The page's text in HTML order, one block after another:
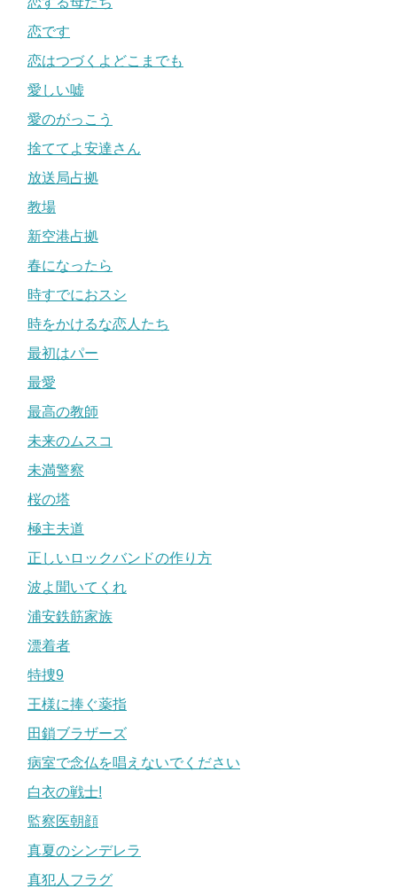
恋です
恋はつづくよどこまでも
愛しい嘘
愛のがっこう
捨ててよ安達さん
放送局占拠
教場
新空港占拠
春になったら
時すでにおスシ
時をかけるな恋人たち
最初はパー
最愛
最高の教師
未来のムスコ
未満警察
桜の塔
極主夫道
正しいロックバンドの作り方
波よ聞いてくれ
浦安鉄筋家族
漂着者
特捜9
王様に捧ぐ薬指
田鎖ブラザーズ
病室で念仏を唱えないでください
白衣の戦士!
監察医朝顔
真夏のシンデレラ
真犯人フラグ